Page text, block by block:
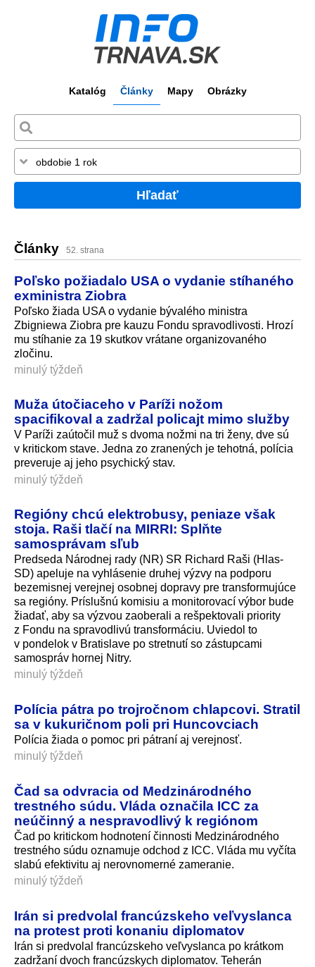
Katalóg Články Mapy Obrázky
Hľadať
Články 52. strana
Poľsko požiadalo USA o vydanie stíhaného
exministra Ziobra
Poľsko žiada USA o vydanie bývalého ministra
Zbigniewa Ziobra pre kauzu Fondu spravodlivosti. Hrozí
mu stíhanie za 19 skutkov vrátane organizovaného
zločinu.
minulý týždeň
Muža útočiaceho v Paríži nožom
spacifikoval a zadržal policajt mimo služby
V Paríži zaútočil muž s dvoma nožmi na tri ženy, dve sú
v kritickom stave. Jedna zo zranených je tehotná, polícia
preveruje aj jeho psychický stav.
minulý týždeň
Regióny chcú elektrobusy, peniaze však
stoja. Raši tlačí na MIRRI: Splňte
samosprávam sľub
Predseda Národnej rady (NR) SR Richard Raši (Hlas-
SD) apeluje na vyhlásenie druhej výzvy na podporu
bezemisnej verejnej osobnej dopravy pre transformujúce
sa regióny. Príslušnú komisiu a monitorovací výbor bude
žiadať, aby sa výzvou zaoberali a rešpektovali priority
z Fondu na spravodlivú transformáciu. Uviedol to
v pondelok v Bratislave po stretnutí so zástupcami
samospráv hornej Nitry.
minulý týždeň
Polícia pátra po trojročnom chlapcovi. Stratil
sa v kukuričnom poli pri Huncovciach
Polícia žiada o pomoc pri pátraní aj verejnosť.
minulý týždeň
Čad sa odvracia od Medzinárodného
trestného súdu. Vláda označila ICC za
neúčinný a nespravodlivý k regiónom
Čad po kritickom hodnotení činnosti Medzinárodného
trestného súdu oznamuje odchod z ICC. Vláda mu vyčíta
slabú efektivitu aj nerovnomerné zameranie.
minulý týždeň
Irán si predvolal francúzskeho veľvyslanca
na protest proti konaniu diplomatov
Irán si predvolal francúzskeho veľvyslanca po krátkom
zadržaní dvoch francúzskych diplomatov. Teherán